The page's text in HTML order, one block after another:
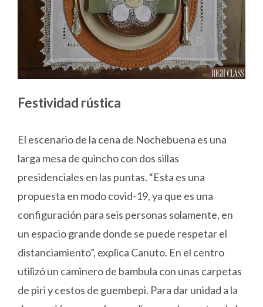
Festividad rústica
El escenario de la cena de Nochebuena es una
larga mesa de quincho con dos sillas
presidenciales en las puntas. “Esta es una
propuesta en modo covid-19, ya que es una
configuración para seis personas solamente, en
un espacio grande donde se puede respetar el
distanciamiento”, explica Canuto. En el centro
utilizó un caminero de bambula con unas carpetas
de piri y cestos de guembepi. Para dar unidad a la